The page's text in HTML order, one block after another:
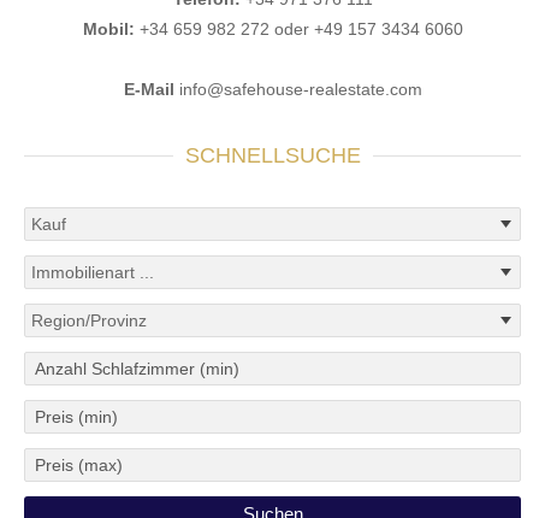
Mobil: +34 659 982 272 oder +49 157 3434 6060
E-Mail info@safehouse-realestate.com
SCHNELLSUCHE